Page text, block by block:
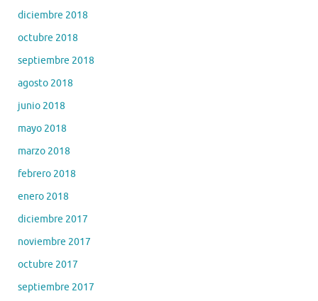
diciembre 2018
octubre 2018
septiembre 2018
agosto 2018
junio 2018
mayo 2018
marzo 2018
febrero 2018
enero 2018
diciembre 2017
noviembre 2017
octubre 2017
septiembre 2017